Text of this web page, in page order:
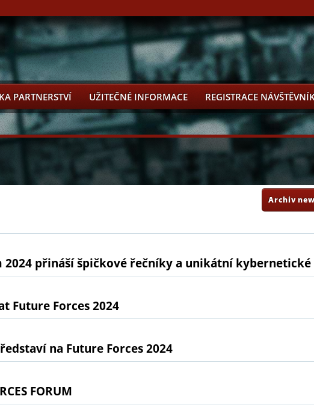
PARTNERSTVÍ UŽITEČNÉ INFORMACE REGISTRACE
Archiv
2024 přináší špičkové řečníky a unikátní
Future Forces 2024
na Future Forces 2024
FORUM